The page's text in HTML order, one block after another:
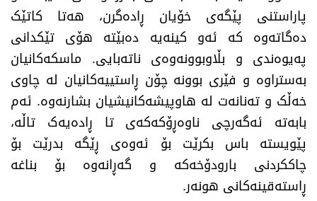
پاراستنی پێگەی خۆیان ڕادەگرن، هەتا کاتێک
دەگاتەوە کە ئەو کینەیە دەبێتە هۆی تێکدانی
پەیوەندی و بڵاوبوونەوەی ناتەبایی. ماسکەکانیان
بەستراوە و فێری بوونە چۆن ڕاستییەکانیان لە چاوی
خەڵک و تەنانەت لە هاوپیشەکانیشیان بشارنەوە. ئەم
بابەتە ئەگەرچی ناوەڕۆکەکەی تا ڕادەیەک تاڵە،
پێویستە باس بکرێت بۆ ئەوەی ڕێگە بدرێت بۆ
چاککردنی بارودۆخەکە و گەڕانەوە بۆ بناغە
ڕاستەقینەکانی هونەر.